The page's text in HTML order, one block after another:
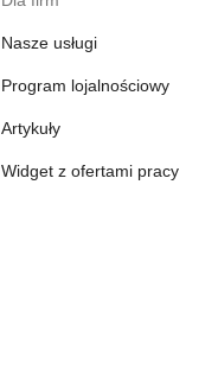
Nasze usługi
Program lojalnościowy
Artykuły
Widget z ofertami pracy